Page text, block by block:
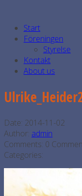
Start
Föreningen
Styrelse
Kontakt
About us
Date: 2014-11-02
Author: admin
Comments: 0
Categories: